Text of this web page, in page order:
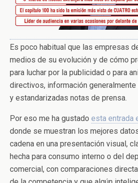
Es poco habitual que las empresas
medios de su evolución y de cómo
para luchar por la publicidad o para
directivos, información generalmente
y estandarizadas notas de prensa.
Por eso me ha gustado esta entrada
donde se muestran los mejores
cadena en una presentación visual,
hecha para consumo interno o del
comercial, con comparaciones